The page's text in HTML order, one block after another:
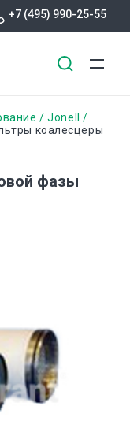
+7 (495) 990-25-55
Jonell
коалесцеры
фазы